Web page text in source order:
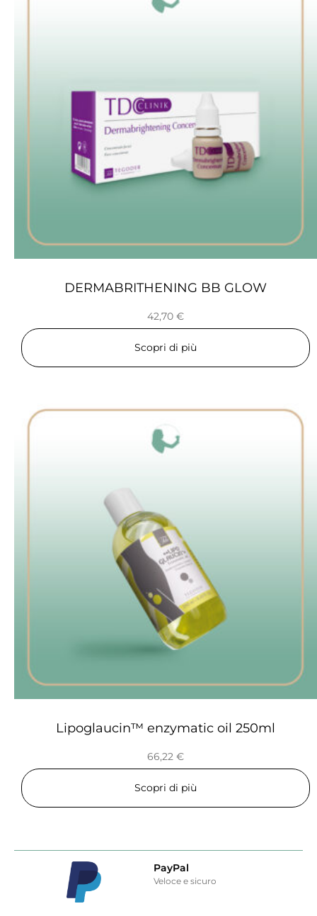
DERMABRITHENING BB GLOW
42,70 €
Scopri di più
Lipoglaucin™ enzymatic oil 250ml
66,22 €
Scopri di più
PayPal
Veloce e sicuro